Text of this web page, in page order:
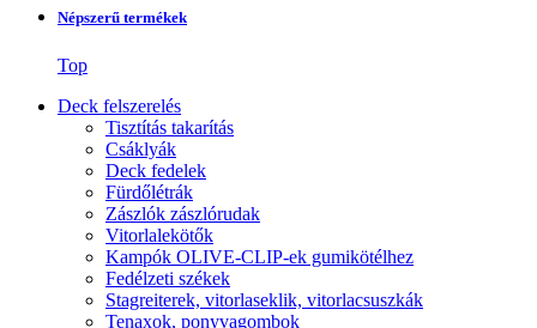
Népszerű termékek
Top
Deck felszerelés
Tisztítás takarítás
Csáklyák
Deck fedelek
Fürdőlétrák
Zászlók zászlórudak
Vitorlalekötők
Kampók OLIVE-CLIP-ek gumikötélhez
Fedélzeti székek
Stagreiterek, vitorlaseklik, vitorlacsuszkák
Tenaxok, ponyvagombok